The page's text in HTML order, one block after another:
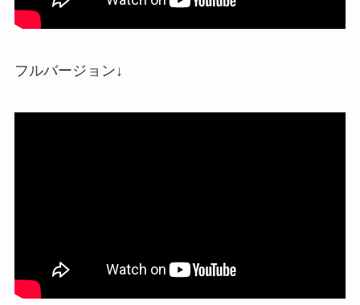
フルバージョン↓